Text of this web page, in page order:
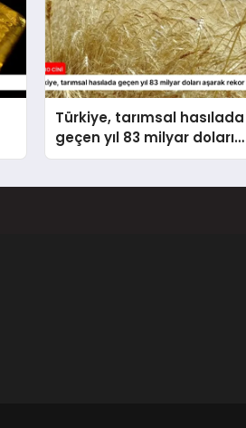
Türkiye, tarımsal hasılada
geçen yıl 83 milyar doları
aşarak rekor kırdı